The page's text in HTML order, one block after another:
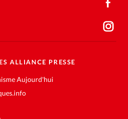
ALLIANCE PRESSE
Aujourd'hui